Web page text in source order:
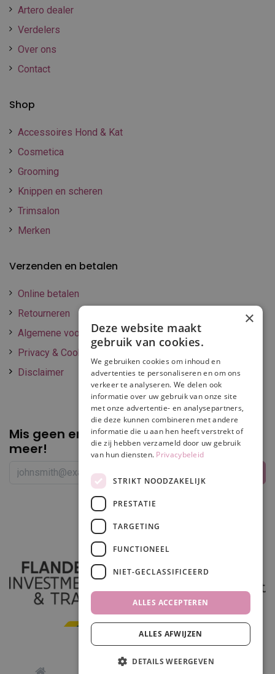
In winkelwagen
0
Artero dealer
Verdelers
Over ons
Contact
Shop
Accessoires Hond & Kat
Cosmetica
Grooming
Knippen en scheren
Trimsalon
Merken
Verzenden en betalen
Online betalen
Retourneren
Algemene voorwaarden
Privacy & Cookie policy
Disclaimer
Mis geen enkelepromotie of korting
meer!
×
Deze website maakt
gebruik van cookies.
We gebruiken cookies om inhoud en
advertenties te personaliseren en om ons
verkeer te analyseren. We delen ook
informatie over uw gebruik van onze site
met onze advertentie- en analysepartners,
die deze kunnen combineren met andere
informatie die u aan hen heeft verstrekt of
die zij hebben verzameld door uw gebruik
van hun diensten. Privacybeleid
STRIKT NOODZAKELIJK
PRESTATIE
TARGETING
FUNCTIONEEL
NIET-GECLASSIFICEERD
ALLES ACCEPTEREN
ALLES AFWIJZEN
DETAILS WEERGEVEN